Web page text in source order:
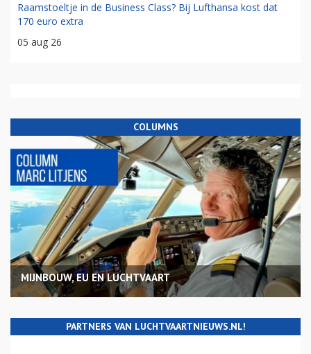
Raamstoeltje in de Business Class? Bij Lufthansa kost dat
170 euro extra
05 aug 26
COLUMNS
MIJNBOUW, EU EN LUCHTVAART
PARTNERS VAN LUCHTVAARTNIEUWS.NL!